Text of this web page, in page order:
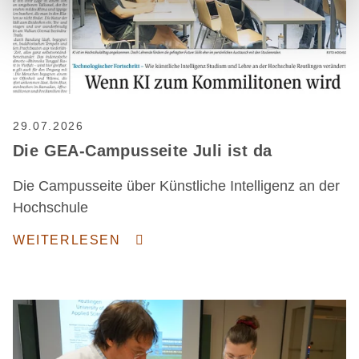
29.07.2026
Die GEA-Campusseite Juli ist da
Die Campusseite über Künstliche Intelligenz an der
Hochschule
WEITERLESEN